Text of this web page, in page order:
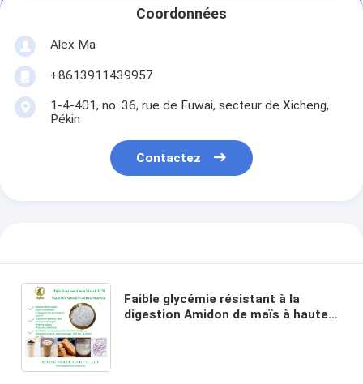
Coordonnées
Alex Ma
+8613911439957
1-4-401, no. 36, rue de Fuwai, secteur de Xicheng,
Pékin
Contactez
Faible glycémie résistant à la
digestion Amidon de maïs à haute